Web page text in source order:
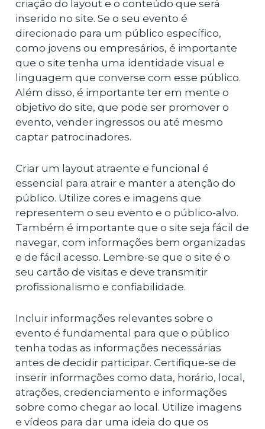
criação do layout e o conteúdo que será
inserido no site. Se o seu evento é
direcionado para um público específico,
como jovens ou empresários, é importante
que o site tenha uma identidade visual e
linguagem que converse com esse público.
Além disso, é importante ter em mente o
objetivo do site, que pode ser promover o
evento, vender ingressos ou até mesmo
captar patrocinadores.
Criar um layout atraente e funcional é
essencial para atrair e manter a atenção do
público. Utilize cores e imagens que
representem o seu evento e o público-alvo.
Também é importante que o site seja fácil de
navegar, com informações bem organizadas
e de fácil acesso. Lembre-se que o site é o
seu cartão de visitas e deve transmitir
profissionalismo e confiabilidade.
Incluir informações relevantes sobre o
evento é fundamental para que o público
tenha todas as informações necessárias
antes de decidir participar. Certifique-se de
inserir informações como data, horário, local,
atrações, credenciamento e informações
sobre como chegar ao local. Utilize imagens
e vídeos para dar uma ideia do que os